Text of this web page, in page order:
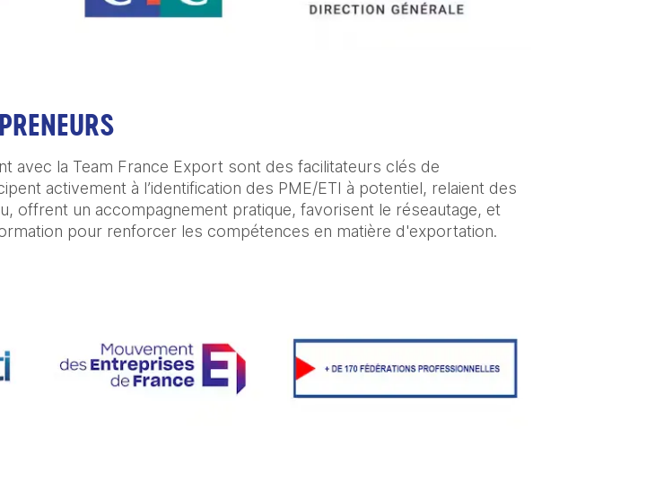
avec la Team France Export sont des facilitateurs clés de
activement à l’identification des PME/ETI à potentiel, relaient des
offrent un accompagnement pratique, favorisent le réseautage, et
pour renforcer les compétences en matière d'exportation.